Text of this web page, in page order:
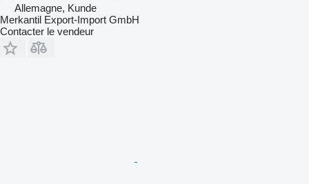
Allemagne, Kunde
Merkantil Export-Import GmbH
Contacter le vendeur